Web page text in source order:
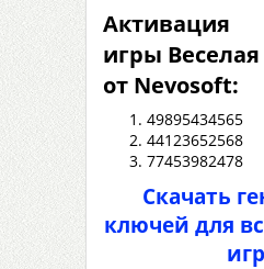
Активация
игры
от Nevosoft:
49895434565
44123652568
77453982478
Скачать
ключей для
игр